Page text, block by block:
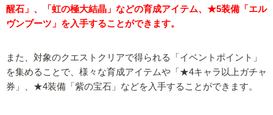
醒石」、「虹の極大結晶」などの育成アイテム、★5装備「エル
ヴンブーツ」を入手することができます。
また、対象のクエストクリアで得られる「イベントポイント」
を集めることで、様々な育成アイテムや「★4キャラ以上ガチャ
券」、★4装備「紫の宝石」などを入手することができます。